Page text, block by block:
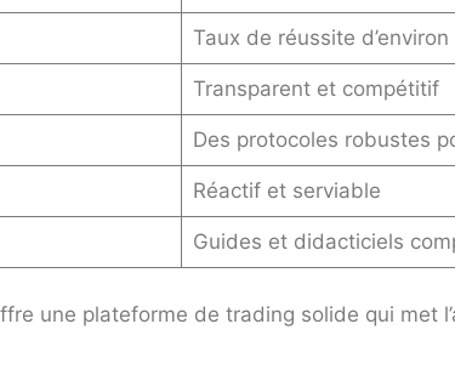
Taux de réussite d’environ
Transparent et compétitif
Des protocoles robustes
Réactif et serviable
Guides et didacticiels
une plateforme de trading solide qui met